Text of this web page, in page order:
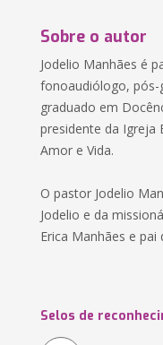
Sobre o autor
Jodelio Manhães é
fonoaudiólogo,
graduado em
presidente da Igreja
Amor e Vida.
O pastor Jodelio
Jodelio e da
Erica Manhães e
Selos de